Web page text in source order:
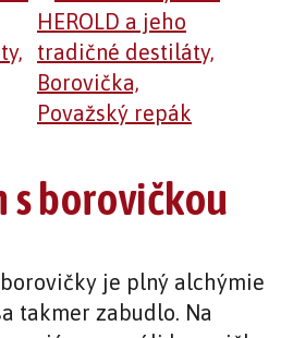
s borovičkou
je plný alchýmie
takmer zabudlo. Na